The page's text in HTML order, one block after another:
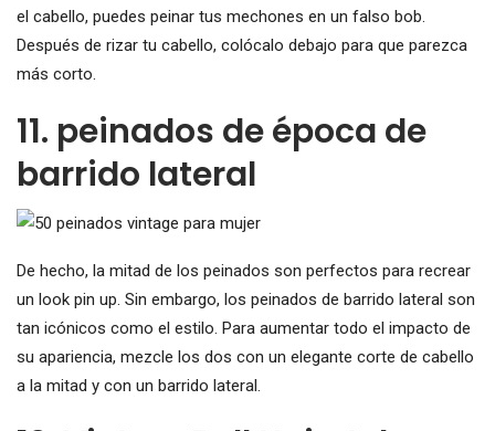
el cabello, puedes peinar tus mechones en un falso bob.
Después de rizar tu cabello, colócalo debajo para que parezca
más corto.
11. peinados de época de
barrido lateral
De hecho, la mitad de los peinados son perfectos para recrear
un look pin up. Sin embargo, los peinados de barrido lateral son
tan icónicos como el estilo. Para aumentar todo el impacto de
su apariencia, mezcle los dos con un elegante corte de cabello
a la mitad y con un barrido lateral.